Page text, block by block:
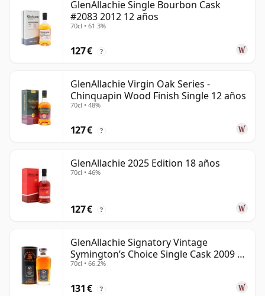
GlenAllachie Single Bourbon Cask
#2083 2012 12 años
70cl • 61.3%
127 € ?
GlenAllachie Virgin Oak Series -
Chinquapin Wood Finish Single 12 años
70cl • 48%
127 € ?
GlenAllachie 2025 Edition 18 años
70cl • 46%
127 € ?
GlenAllachie Signatory Vintage
Symington’s Choice Single Cask 2009 15
años
70cl • 66.2%
131 € ?